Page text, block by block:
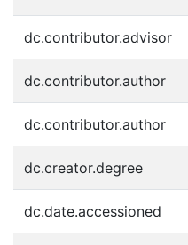
dc.contributor.advisor
dc.contributor.author
dc.contributor.author
dc.creator.degree
dc.date.accessioned